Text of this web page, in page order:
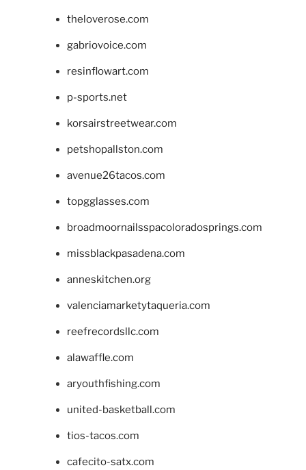
theloverose.com
gabriovoice.com
resinflowart.com
p-sports.net
korsairstreetwear.com
petshopallston.com
avenue26tacos.com
topgglasses.com
broadmoornailsspacoloradosprings.com
missblackpasadena.com
anneskitchen.org
valenciamarketytaqueria.com
reefrecordsllc.com
alawaffle.com
aryouthfishing.com
united-basketball.com
tios-tacos.com
cafecito-satx.com